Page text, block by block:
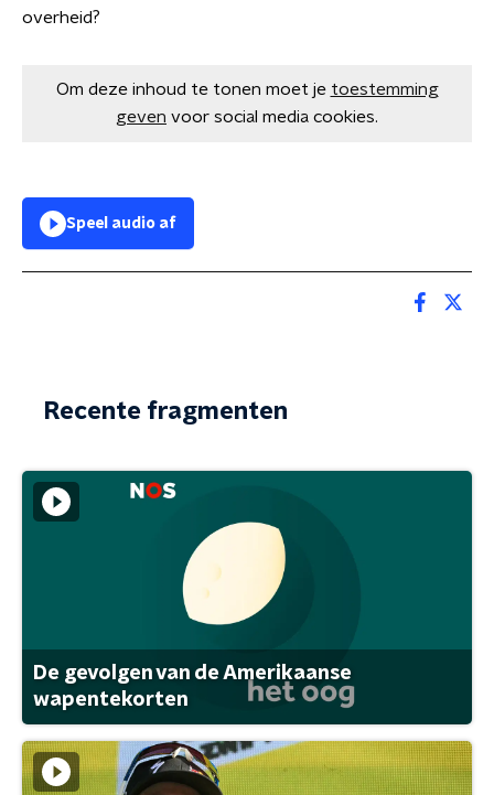
overheid?
Om deze inhoud te tonen moet je toestemming
geven voor social media cookies.
Speel audio af
Recente fragmenten
De gevolgen van de Amerikaanse
wapentekorten